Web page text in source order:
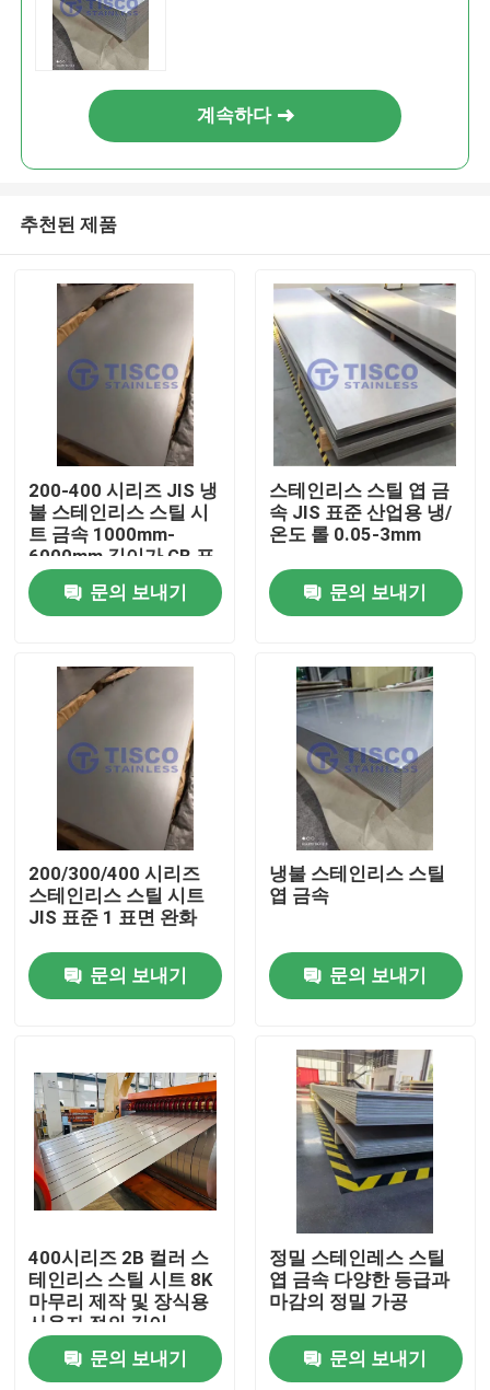
제품
화면
우리에 대하여
품질 관리
연락주세요
스테인레스 강 시트 코일
녹슬지 않는 강철 시트 금속
계속하다
추천된 제품
200-400 시리즈 JIS 냉
불 스테인리스 스틸 시
트 금속 1000mm-
6000mm 길이가 GB 표
준 밀 엣지
문의 보내기
스테인리스 스틸 엽 금
속 JIS 표준 산업용 냉/
온도 롤 0.05-3mm
문의 보내기
200/300/400 시리즈
스테인리스 스틸 시트
JIS 표준 1 표면 완화
문의 보내기
냉불 스테인리스 스틸
엽 금속
문의 보내기
400시리즈 2B 컬러 스
테인리스 스틸 시트 8K
마무리 제작 및 장식용
사용자 정의 길이
문의 보내기
정밀 스테인레스 스틸
엽 금속 다양한 등급과
마감의 정밀 가공
문의 보내기